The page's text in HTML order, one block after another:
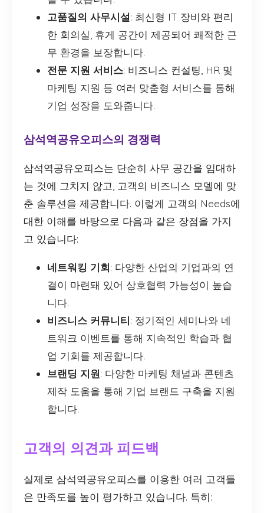
고품질의 사무시설: 최신형 IT 장비와 편리
한 회의실, 휴게 공간이 제공되어 쾌적한 근
무 환경을 보장합니다.
전문 지원 서비스: 비즈니스 컨설팅, HR 및
마케팅 지원 등 여러 맞춤형 서비스를 통해
기업 성장을 도와줍니다.
삼석역공유오피스의 경쟁력
삼석역공유오피스는 단순히 사무 공간을 임대하
는 것에 그치지 않고, 고객의 비즈니스 모델에 맞
춘 솔루션을 제공합니다. 이렇게 고객의 Needs에
대한 이해를 바탕으로 다음과 같은 장점을 가지
고 있습니다:
네트워킹 기회: 다양한 산업의 기업과의 연
결이 마련돼 있어 상호협력 가능성이 높습
니다.
비즈니스 커뮤니티: 정기적인 세미나와 네
트워크 이벤트를 통해 지속적인 학습과 협
업 기회를 제공합니다.
브랜딩 지원: 다양한 마케팅 채널과 콘텐츠
제작 도움을 통해 기업 브랜드 구축을 지원
합니다.
고객의 의견과 피드백
실제로 삼석역공유오피스를 이용한 여러 고객들
은 만족도를 높이 평가하고 있습니다. 특히: